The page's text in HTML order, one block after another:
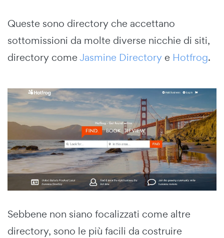
Queste sono directory che accettano
sottomissioni da molte diverse nicchie di siti,
directory comeJasmine Directory e Hotfrog.
Sebbene non siano focalizzati come altre
directory, sono le più facili da costruire